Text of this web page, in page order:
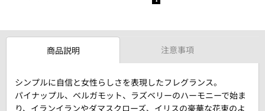
商品説明 注意事項
シンプルに自信と女性らしさを表現したフレグランス。
パイナップル、ベルガモット、ラズベリーのハーモニーで始ま
り、イランイランやダマスクローズ、イリスの豪華な花束のよ